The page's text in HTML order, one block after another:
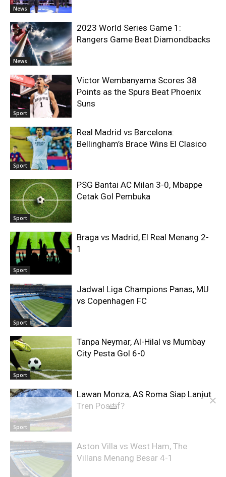
News
News
2023 World Series Game 1:
Rangers Game Beat Diamondbacks
Sport
Victor Wembanyama Scores 38
Points as the Spurs Beat Phoenix
Suns
Sport
Real Madrid vs Barcelona:
Bellingham’s Brace Wins El Clasico
Sport
PSG Bantai AC Milan 3-0, Mbappe
Cetak Gol Pembuka
Sport
Braga vs Madrid, El Real Menang 2-
1
Sport
Jadwal Liga Champions Panas, MU
vs Copenhagen FC
Sport
Tanpa Neymar, Al-Hilal vs Mumbay
City Pesta Gol 6-0
Sport
Lawan Monza, AS Roma Siap Lanjut
Tren Positif?
Aston Villa vs West Ham, The
Villans Menang Besar 4-1